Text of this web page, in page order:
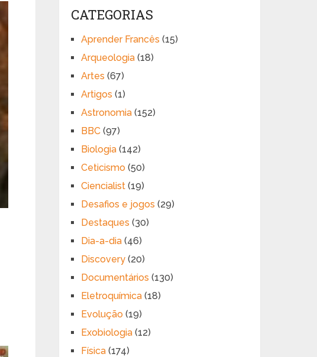
CATEGORIAS
Aprender Francês (15)
Arqueologia (18)
Artes (67)
Artigos (1)
Astronomia (152)
BBC (97)
Biologia (142)
Ceticismo (50)
Ciencialist (19)
Desafios e jogos (29)
Destaques (30)
Dia-a-dia (46)
Discovery (20)
Documentários (130)
Eletroquímica (18)
Evolução (19)
Exobiologia (12)
Física (174)